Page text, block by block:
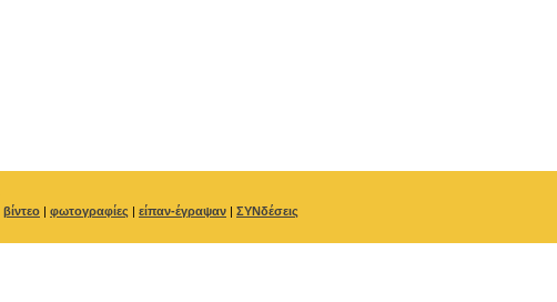
βίντεο | φωτογραφίες | είπαν-έγραψαν | ΣΥΝδέσεις